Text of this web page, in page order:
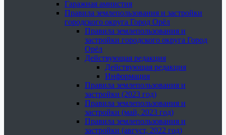
Гаражная амнистия
Правила землепользования и застройки
городского округа Город Орёл
Правила землепользования и
застройки городского округа Город
Орёл
Действующая редакция
Действующая редакция
Информация
Правила землепользования и
застройки (2023 год)
Правила землепользования и
застройки (май, 2023 год)
Правила землепользования и
застройки (август, 2022 год)